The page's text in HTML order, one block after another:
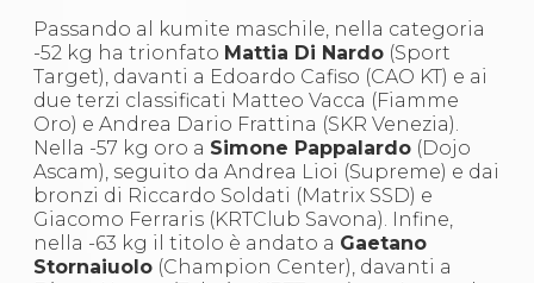
Edutraining class - Didattica infantile
Corso dirigenti sportivi
Corso Direttore di Gara
Abilitazioni
Sportello Fiscale
News
Modulistica
FAQ
Quesiti fiscali
Sostenibilità
Documenti
Passando al kumite maschile, nella categoria
-52 kg ha trionfato Mattia Di Nardo (Sport
Target), davanti a Edoardo Cafiso (CAO KT) e ai
due terzi classificati Matteo Vacca (Fiamme
Oro) e Andrea Dario Frattina (SKR Venezia).
Nella -57 kg oro a Simone Pappalardo (Dojo
Ascam), seguito da Andrea Lioi (Supreme) e dai
bronzi di Riccardo Soldati (Matrix SSD) e
Giacomo Ferraris (KRTClub Savona). Infine,
nella -63 kg il titolo è andato a Gaetano
Stornaiuolo (Champion Center), davanti a